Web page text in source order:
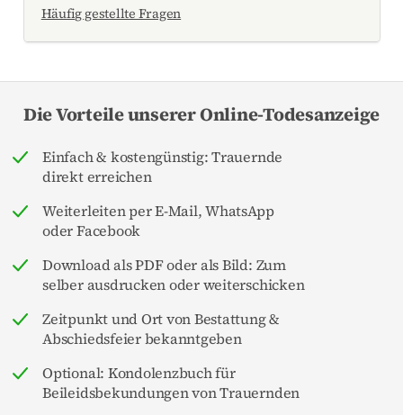
Häufig gestellte Fragen
Die Vorteile unserer Online-Todesanzeige
Einfach & kostengünstig: Trauernde
direkt erreichen
Weiterleiten per E-Mail, WhatsApp
oder Facebook
Download als PDF oder als Bild: Zum
selber ausdrucken oder weiterschicken
Zeitpunkt und Ort von Bestattung &
Abschiedsfeier bekanntgeben
Optional: Kondolenzbuch für
Beileidsbekundungen von Trauernden